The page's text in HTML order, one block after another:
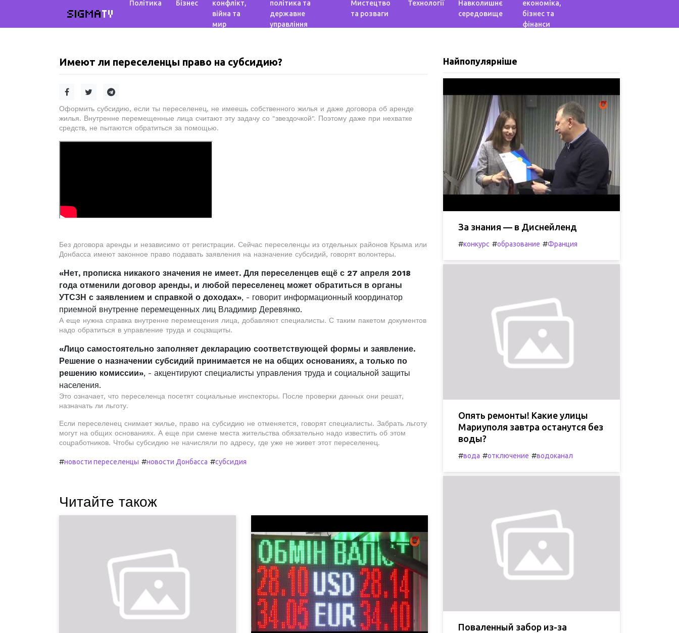
SIGMATV
Політика Бізнес
конфлікт,
війна та
мир
політика та
державне
управління
Мистецтво
та розваги
Технології
Навколишнє
середовище
економіка,
бізнес та
фінанси
Имеют ли переселенцы право на субсидию?
Оформить субсидию, если ты переселенец, не имеешь собственного жилья и даже договора об аренде
жилья. Внутренне перемещенные лица считают эту задачу со "звездочкой". Поэтому даже при нехватке
средств, не пытаются обратиться за помощью.
Без договора аренды и независимо от регистрации. Сейчас переселенцы из отдельных районов Крыма или
Донбасса имеют законное право подавать заявления на назначение субсидий, говорят волонтеры.
«Нет, прописка никакого значения не имеет. Для переселенцев ещё с 27 апреля 2018
года отменили договор аренды, и любой переселенец может обратиться в органы
УТСЗН с заявлением и справкой о доходах», - говорит информационный координатор
приемной внутренне перемещенных лиц Владимир Деревянко.
А еще нужна справка внутренне перемещения лица, добавляют специалисты. С таким пакетом документов
надо обратиться в управление труда и соцзащиты.
«Лицо самостоятельно заполняет декларацию соответствующей формы и заявление.
Решение о назначении субсидий принимается не на общих основаниях, а только по
решению комиссии», - акцентируют специалисты управления труда и социальной защиты
населения.
Это означает, что переселенца посетят социальные инспекторы. После проверки данных они решат,
назначать ли льготу.
Если переселенец снимает жилье, право на субсидию не отменяется, говорят специалисты. Забрать льготу
могут на общих основаниях. А еще при смене места жительства обязательно надо известить об этом
соцработников. Чтобы субсидию не начисляли по адресу, где уже не живет этот переселенец.
#новости переселенцы #новости Донбасса #субсидия
Читайте також
Найпопулярніше
За знания — в Диснейленд
#конкурс #образование #Франция
Опять ремонты! Какие улицы
Мариуполя завтра останутся без
воды?
#вода #отключение #водоканал
Поваленный забор из-за